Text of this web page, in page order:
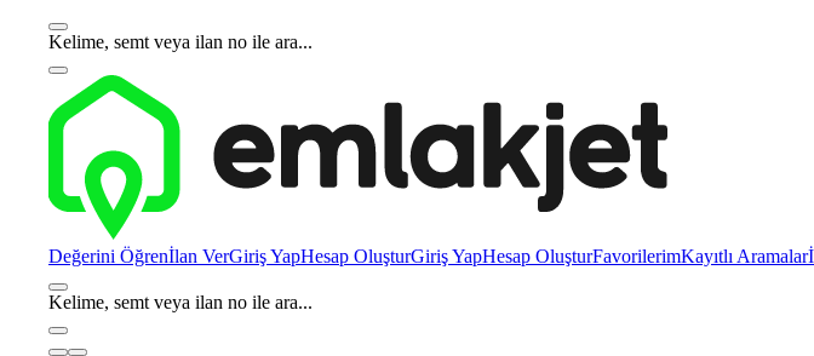
Kelime, semt veya ilan no ile ara...
Değerini Öğrenİlan VerGiriş YapHesap OluşturGiriş YapHesap OluşturFavorilerimKayıtlı Aramalar
Kelime, semt veya ilan no ile ara...